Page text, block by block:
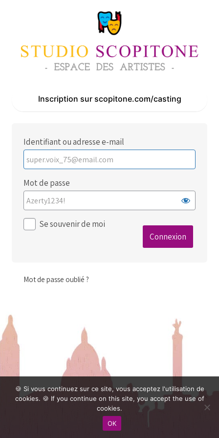
Inscription sur scopitone.com/casting
Identifiant ou adresse e-mail
Mot de passe
Se souvenir de moi
Mot de passe oublié ?
🍪 Si vous continuez sur ce site, vous acceptez l'utilisation de
cookies. 🍪 If you continue on this site, you accept the use of
cookies.
OK